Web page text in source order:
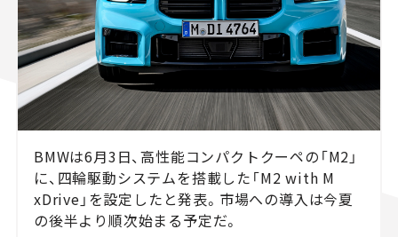
BMWは6月3日、高性能コンパクトクーペの「M2」
に、四輪駆動システムを搭載した「M2 with M
xDrive」を設定したと発表。市場への導入は今夏
の後半より順次始まる予定だ。